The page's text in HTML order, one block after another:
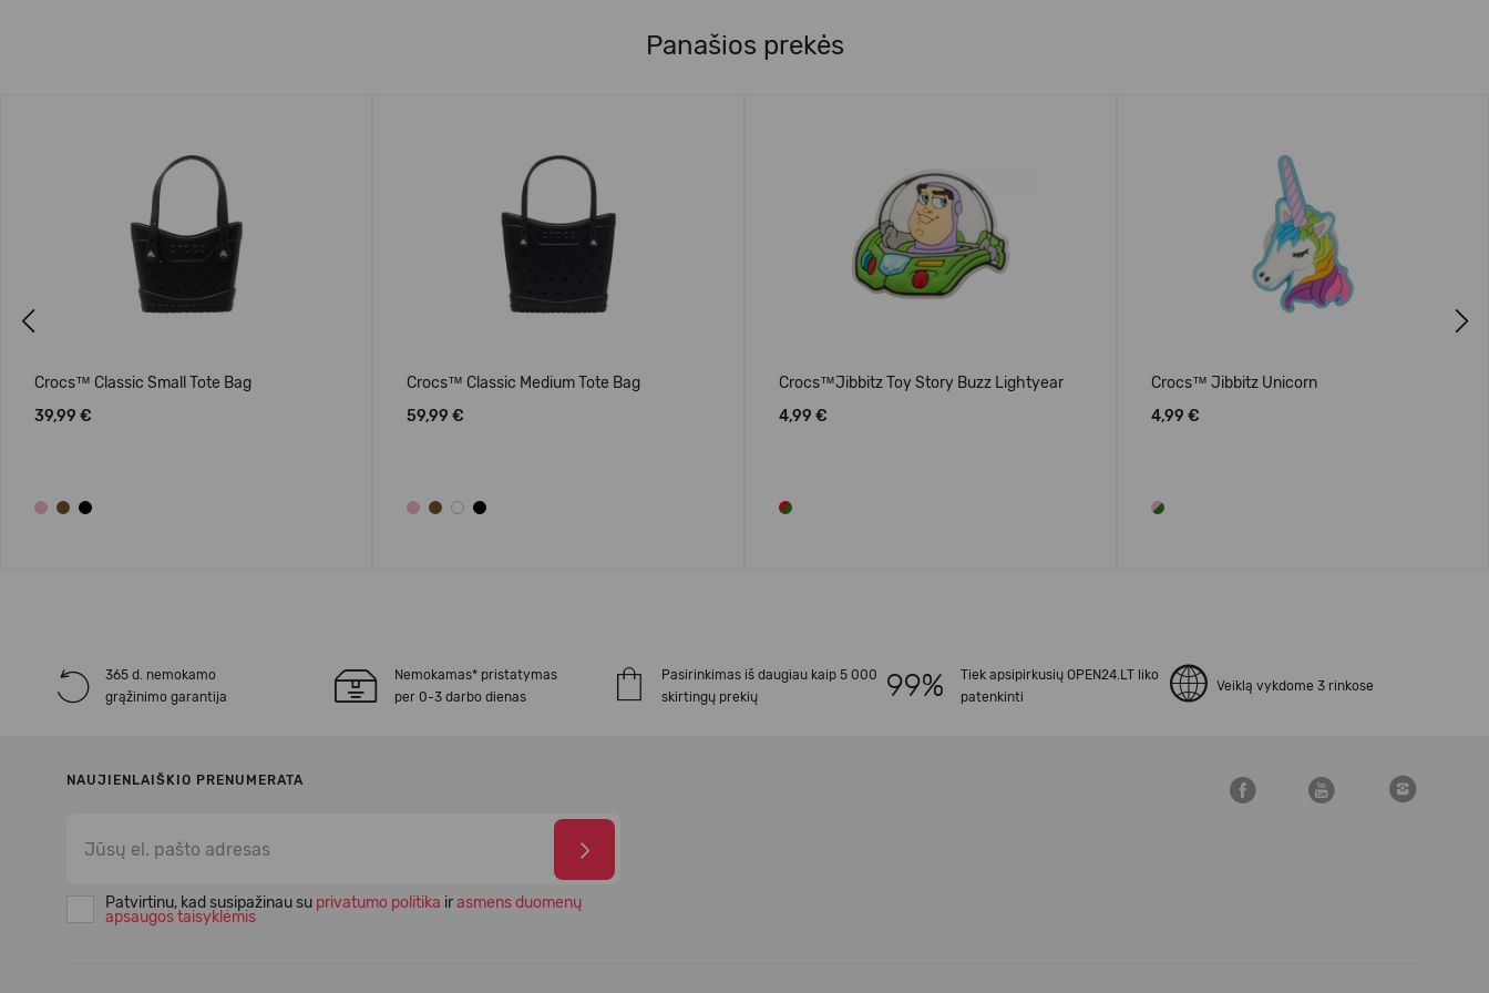
Panašios prekės
Crocs™ Classic Small Tote Bag
39,99 €
Crocs™ Classic Medium Tote Bag
59,99 €
Crocs™Jibbitz Toy Story Buzz Lightyear
4,99 €
Crocs™ Jibbitz Unicorn
4,99 €
365 d. nemokamo
grąžinimo garantija
Nemokamas* pristatymas
per 0-3 darbo dienas
Pasirinkimas iš daugiau kaip 5 000
skirtingų prekių
Tiek apsipirkusių OPEN24.LT liko
patenkinti
Veiklą vykdome 3 rinkose
NAUJIENLAIŠKIO PRENUMERATA
Patvirtinu, kad susipažinau su privatumo politika irasmens duomenų
apsaugos taisyklėmis